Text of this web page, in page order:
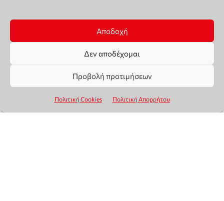
Αποδοχή
Δεν αποδέχομαι
Προβολή προτιμήσεων
Πολιτική Cookies Πολιτική Απορρήτου